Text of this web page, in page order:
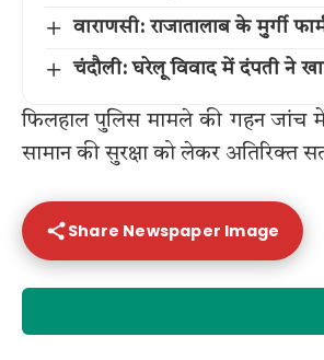
वाराणसी: राजातालाब के मुर्गी
चंदौली: घरेलू विवाद में दंपती ने
फिलहाल पुलिस मामले की गहन जांच में
सामान की सुरक्षा को लेकर अतिरिक्त
Share Newspaper Image